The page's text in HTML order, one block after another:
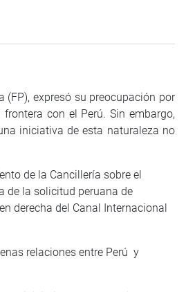
(FP), expresó su preocupación por
con el Perú. Sin embargo,
iniciativa de esta naturaleza no
de la Cancillería sobre el
de la solicitud peruana de
derecha del Canal Internacional
relaciones entre Perú y